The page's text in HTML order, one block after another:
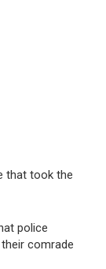
that took the
police
comrade